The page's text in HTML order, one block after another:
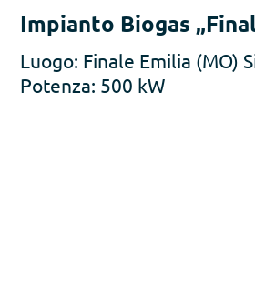
Impianto Biogas
Luogo: Finale Emilia (MO)
Potenza: 500 kW